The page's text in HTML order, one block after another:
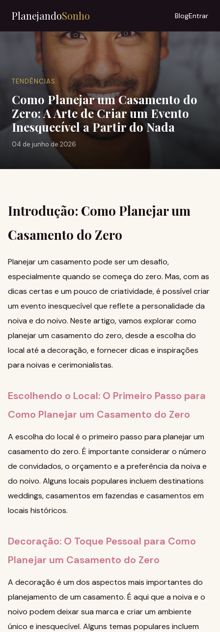
PlanejandoSonho BlogEntrar
TENDÊNCIAS
Como Planejar um Casamento do
Zero: A Arte de Criar um Evento
Inesquecível a Partir do Nada
04 de junho de 2026
Introdução: Como Planejar um
Casamento do Zero
Planejar um casamento pode ser um desafio,
especialmente quando se começa do zero. Mas, com as
dicas certas e um pouco de criatividade, é possível criar
um evento inesquecível que reflete a personalidade da
noiva e do noivo. Neste artigo, vamos explorar como
planejar um casamento do zero, desde a escolha do
local até a decoração, e fornecer dicas e inspirações
para noivas e cerimonialistas.
Escolhendo o Local: O Primeiro Passo para
Como Planejar um Casamento do Zero
A escolha do local é o primeiro passo para planejar um
casamento do zero. É importante considerar o número
de convidados, o orçamento e a preferência da noiva e
do noivo. Alguns locais populares incluem destinations
weddings,casamentos em fazendas e casamentos em
locais históricos.
Decoração: O Toque Pessoal para Como
Planejar um Casamento do Zero
A decoração é um dos aspectos mais importantes do
planejamento de um casamento. É aqui que a noiva e o
noivo podem deixar sua marca e criar um ambiente
único e inesquecível. Alguns temas populares incluem